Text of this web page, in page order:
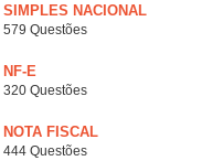
SIMPLES NACIONAL
579 Questões
NF-E
320 Questões
NOTA FISCAL
444 Questões